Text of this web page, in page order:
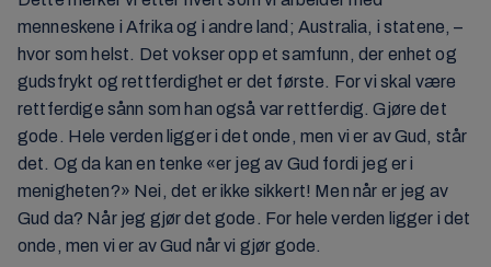
menneskene i Afrika og i andre land; Australia, i statene, –
hvor som helst. Det vokser opp et samfunn, der enhet og
gudsfrykt og rettferdighet er det første. For vi skal være
rettferdige sånn som han også var rettferdig. Gjøre det
gode. Hele verden ligger i det onde, men vi er av Gud, står
det. Og da kan en tenke «er jeg av Gud fordi jeg er i
menigheten?» Nei, det er ikke sikkert! Men når er jeg av
Gud da? Når jeg gjør det gode. For hele verden ligger i det
onde, men vi er av Gud når vi gjør gode.